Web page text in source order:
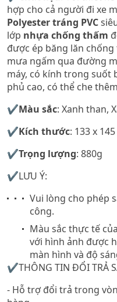
hợp cho cả người đi xe
Polyester tráng PVC
lớp nhựa chống thấm
được ép băng lăn
mưa ngấm qua đường
máy, có kính trong suốt
phủ cao, có thể che
✔️Màu sắc: Xanh than,
✔️Kích thước: 133 x
✔️Trọng lượng: 880g
✔️LƯU Ý:
Vui lòng cho phép
công.
Màu sắc thực tế
với hình ảnh được
màn hình và độ
✔️THÔNG TIN ĐỔI TRẢ
- Hỗ trợ đổi trả trong